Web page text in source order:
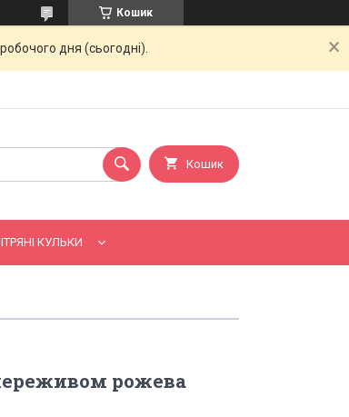
Кошик
дня (сьогодні).
Кошик
КУЛЬКИ
рожева